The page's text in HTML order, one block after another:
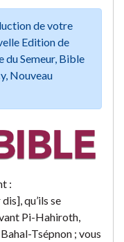
de votre
Edition de
du Semeur, Bible
Nouveau
:
qu’ils se
Pi-Hahiroth,
Tsépnon ; vous